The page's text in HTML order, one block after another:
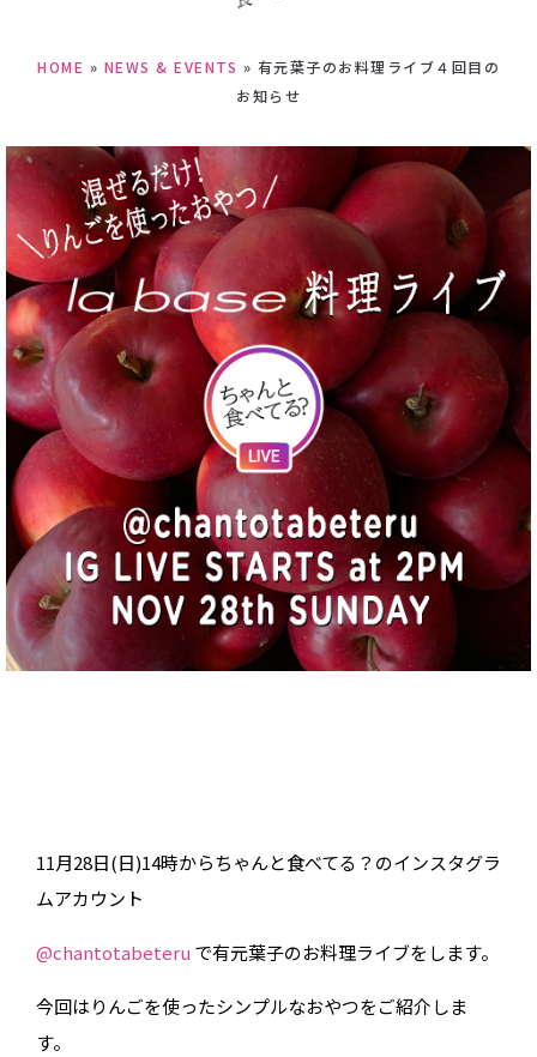
HOME » NEWS & EVENTS » 有元葉子のお料理ライブ４回目の
お知らせ
11月28日(日)14時からちゃんと食べてる？のインスタグラ
ムアカウント
@chantotabeteru で有元葉子のお料理ライブをします。
今回はりんごを使ったシンプルなおやつをご紹介しま
す。